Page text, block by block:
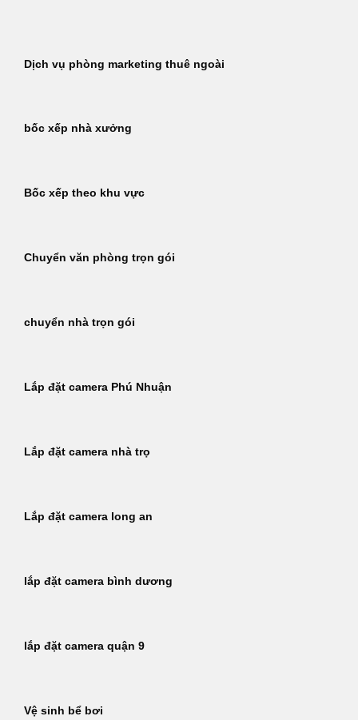
dungDịch vụ phòng marketing thuê ngoài
bốc xếp nhà xưởng
Bốc xếp theo khu vực
Chuyển văn phòng trọn gói
chuyển nhà trọn gói
Lắp đặt camera Phú Nhuận
Lắp đặt camera nhà trọ
Lắp đặt camera long an
lắp đặt camera bình dương
lắp đặt camera quận 9
Vệ sinh bể bơi